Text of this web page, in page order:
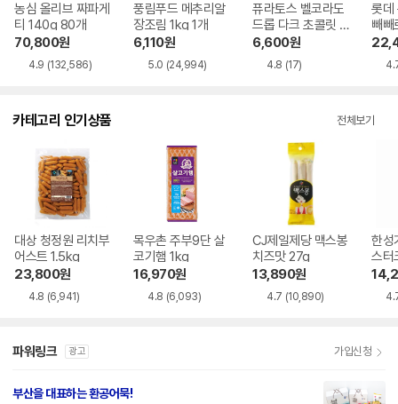
농심 올리브 짜파게
티 140g 80개
70,800원
4.9 (132,586)
풍림푸드 메추리알
장조림 1kg 1개
6,110원
5.0 (24,994)
퓨라토스 벨코라도
드롭 다크 초콜릿 2
00g 1개
6,600원
4.8 (17)
롯데
빼
카테고리 인기상품 전체보기
대상 청정원 리치부
어스트 1.5kg
23,800원
4.8 (6,941)
목우촌 주부9단 살
코기햄 1kg
16,970원
4.8 (6,093)
CJ제일제당 맥스봉
치즈맛 27g
13,890원
4.7 (10,890)
한성
스터
파워링크 광고 가입신청
부산을 대표하는 환공어묵!